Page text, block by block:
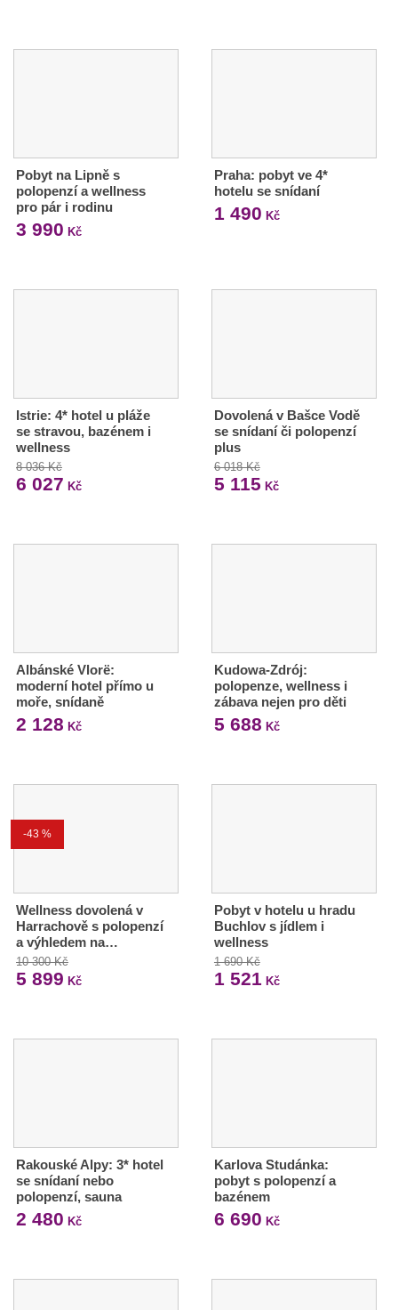
Pobyt na Lipně s
polopenzí a wellness
pro pár i rodinu
3 990 Kč
Praha: pobyt ve 4*
hotelu se snídaní
1 490 Kč
Istrie: 4* hotel u pláže
se stravou, bazénem i
wellness
8 036 Kč
6 027 Kč
Dovolená v Bašce Vodě
se snídaní či polopenzí
plus
6 018 Kč
5 115 Kč
Albánské Vlorë:
moderní hotel přímo u
moře, snídaně
2 128 Kč
Kudowa-Zdrój:
polopenze, wellness i
zábava nejen pro děti
5 688 Kč
-43 %
Wellness dovolená v
Harrachově s polopenzí
a výhledem na…
10 300 Kč
5 899 Kč
Pobyt v hotelu u hradu
Buchlov s jídlem i
wellness
1 690 Kč
1 521 Kč
Rakouské Alpy: 3* hotel
se snídaní nebo
polopenzí, sauna
2 480 Kč
Karlova Studánka:
pobyt s polopenzí a
bazénem
6 690 Kč